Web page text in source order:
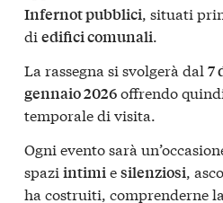
Infernot pubblici, situati
di edifici comunali.
La rassegna si svolgerà dal 7
gennaio 2026offrendo
temporale di visita.
Ogni evento sarà
spazi intimiesilenziosi,
ha costruiti, comprenderne